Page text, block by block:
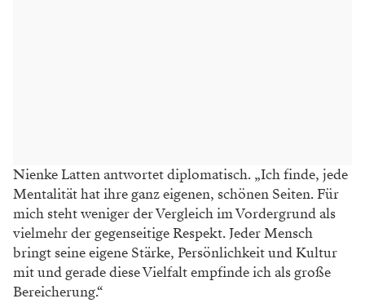
Nienke Latten antwortet diplomatisch. „Ichfinde, jede
Mentalität hat ihre ganz eigenen, schönen Seiten. Für
mich steht weniger derVergleich im Vordergrund als
vielmehr der gegenseitige Respekt. Jeder Mensch
bringt seineeigene Stärke, Persönlichkeit und Kultur
mitund gerade diese Vielfalt empfinde ich als große
Bereicherung.“